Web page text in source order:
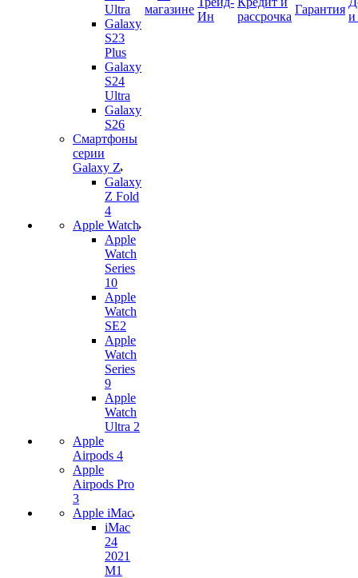
Ultra
Galaxy
S23
Plus
Galaxy
S24
Ultra
Galaxy
S26
Смартфоны
серии
Galaxy Z
Galaxy
Z Fold
4
Apple Watch
Apple
Watch
Series
10
Apple
Watch
SE2
Apple
Watch
Series
9
Apple
Watch
Ultra 2
Apple
Airpods 4
Apple
Airpods Pro
3
Apple iMac
iMac
24
2021
M1
магазине
Ин
рассрочка
Гарантия
и